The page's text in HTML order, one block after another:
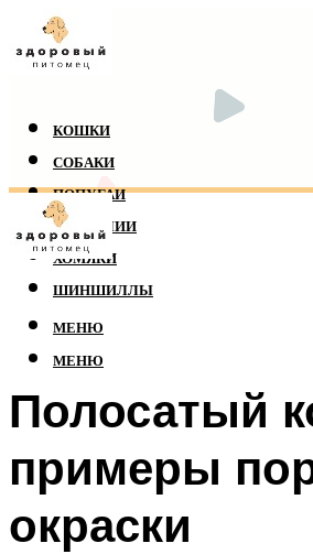
КОШКИ
СОБАКИ
ПОПУГАИ
РЕПТИЛИИ
ХОМЯКИ
ШИНШИЛЛЫ
МЕНЮ
МЕНЮ
Полосатый
примеры
окраски